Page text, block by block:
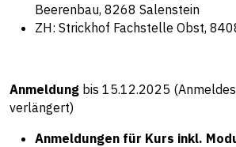
Beerenbau, 8268 Salenstein
ZH: Strickhof Fachstelle Obst,
Anmeldung bis 15.12.2025
verlängert)
Anmeldungen für Kurs inkl.